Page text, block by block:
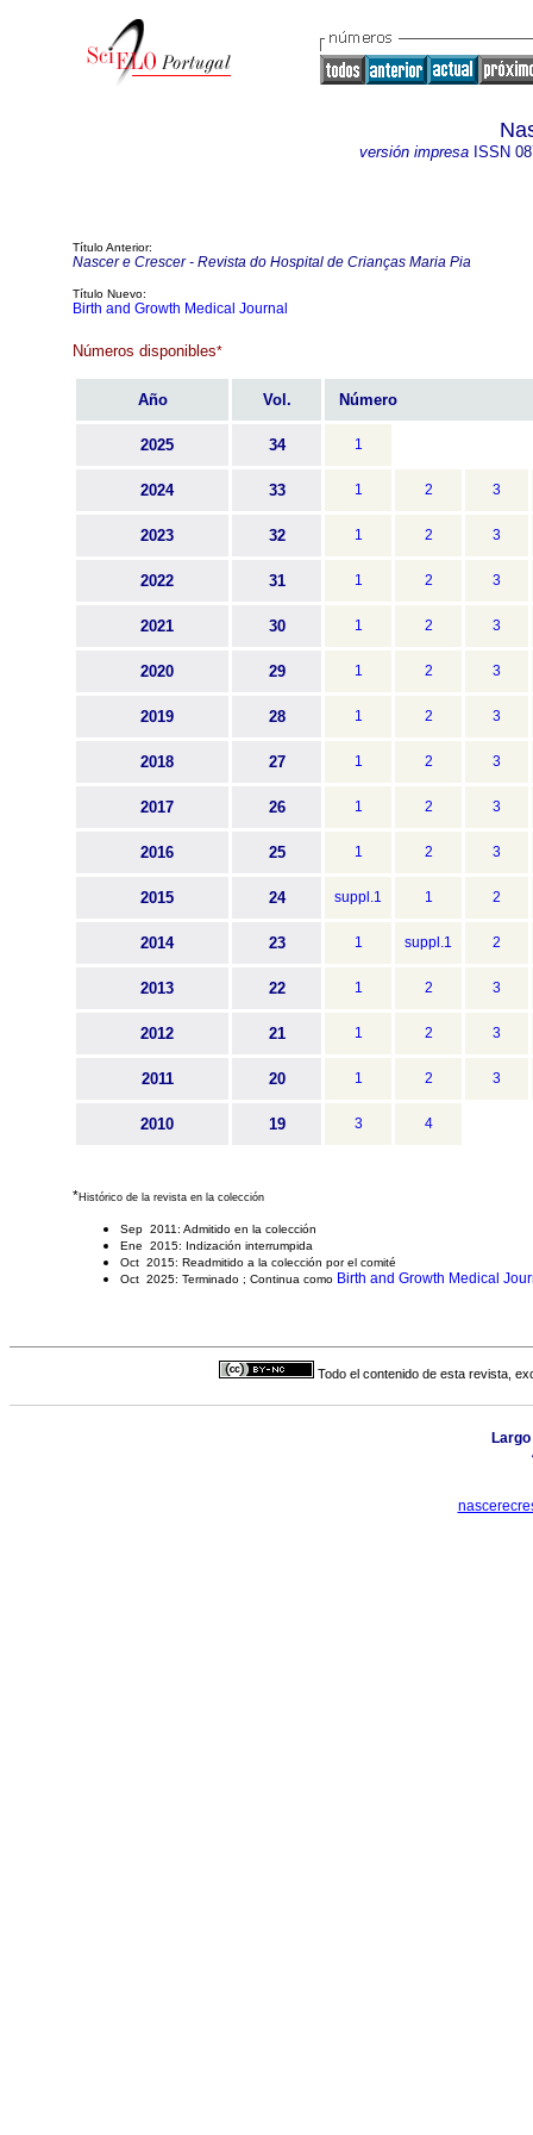
versión impresaISSN
Título Anterior:
Nascer e Crescer - Revista do Hospital de Crianças Maria Pia
Título Nuevo:
Birth and Growth Medical Journal
Números disponibles*
Año Vol. Número
2025 34 1
2024 33 1 2 3
2023 32 1 2 3
2022 31 1 2 3
2021 30 1 2 3
2020 29 1 2 3
2019 28 1 2 3
2018 27 1 2 3
2017 26 1 2 3
2016 25 1 2 3
2015 24 suppl.1 1 2
2014 23 1 suppl.1 2
2013 22 1 2 3
2012 21 1 2 3
2011 20 1 2 3
2010 19 3 4
*Histórico de la revista en la colección
Sep 2011: Admitido en la colección
Ene 2015: Indización interrumpida
Oct 2015: Readmitido a la colección por el comité
Oct 2025: Terminado ; Continua como Birth and Growth Medical
Todo el contenido de esta revista,
Largo